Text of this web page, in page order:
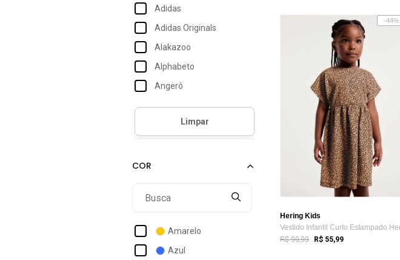
Adidas
Adidas Originals
Alakazoo
Alphabeto
Angerô
Animê
Anjo Da Mamãe
Baila Nina
Amarelo
Azul
-44%
Hering Kids
R$ 99,99 R$ 55,99